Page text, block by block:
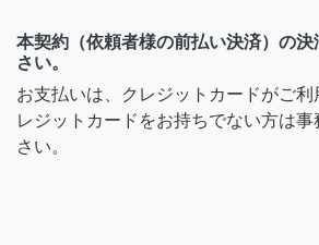
本契約（依頼者様の前払い決済）の
さい。
お支払いは、クレジットカードがご利
レジットカードをお持ちでない方は
さい。